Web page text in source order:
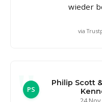
wieder
via
PS
Philip Scott